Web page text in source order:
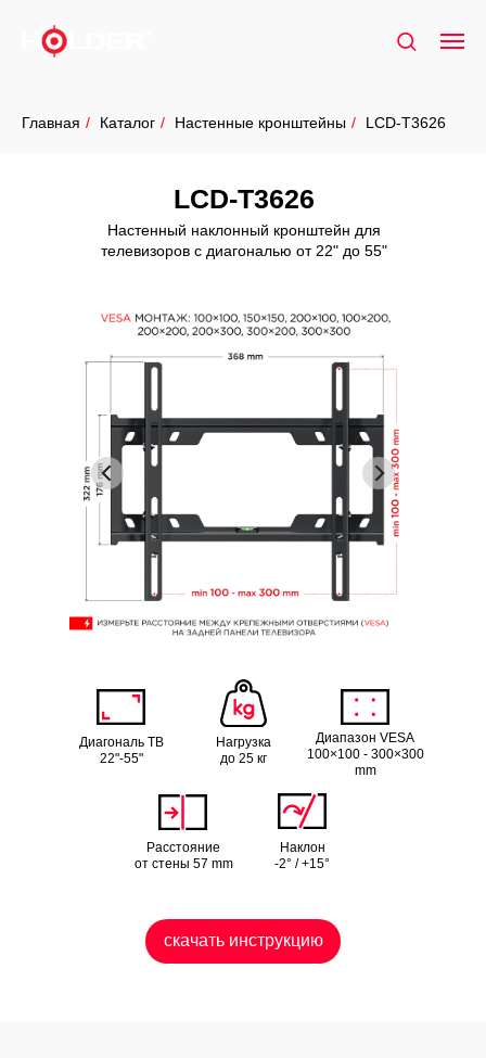
Главная / Каталог / Настенные кронштейны / LCD-T3626
LCD-T3626
Настенный наклонный кронштейн для
телевизоров с диагональю от 22" до 55"
Наклон
-2° / +15°
Диагональ ТВ
22"-55"
Диапазон VESA
100×100 - 300×300
mm
Нагрузка
до 25 кг
Расстояние
от стены 57 mm
скачать инструкцию